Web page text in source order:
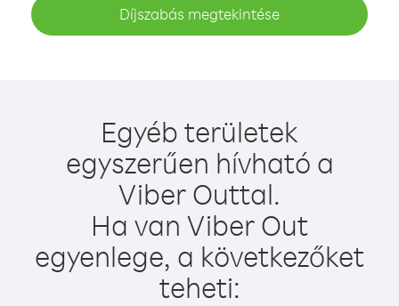
Díjszabás megtekintése
Egyéb területek
egyszerűen hívható a
Viber Outtal.
Ha van Viber Out
egyenlege, a következőket
teheti: